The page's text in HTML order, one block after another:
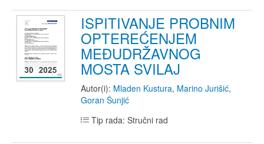
ISPITIVANJE PROBNIM
OPTEREĆENJEM
MEĐUDRŽAVNOG
MOSTA SVILAJ
Autor(i): Mladen Kustura, Marino Jurišić,
Goran Šunjić
Tip rada: Stručni rad